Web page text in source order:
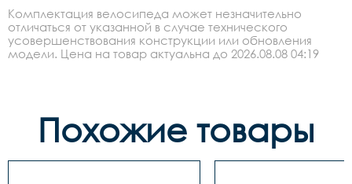
Комплектация велосипеда может незначительно
отличаться от указанной в случае технического
усовершенствования конструкции или обновления
модели. Цена на товар актуальна до 2026.08.08 04:19
Похожие товары